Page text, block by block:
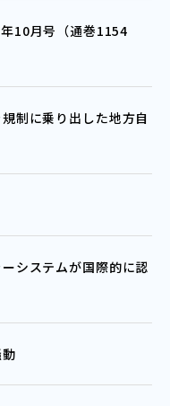
10月号（通巻1154
制に乗り出した地方自
システムが国際的に認